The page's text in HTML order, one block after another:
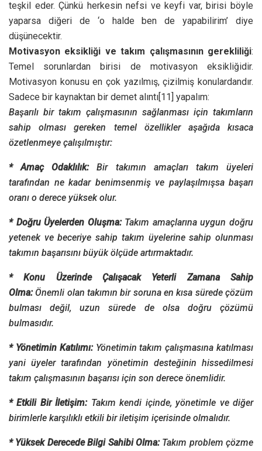
teşkil eder. Çünkü herkesin nefsi ve keyfi var, birisi böyle
yaparsa diğeri de ‘o halde ben de yapabilirim’ diye
düşünecektir.
Motivasyon eksikliği ve takım çalışmasının gerekliliği:
Temel sorunlardan birisi de motivasyon eksikliğidir.
Motivasyon konusu en çok yazılmış, çizilmiş konulardandır.
Sadece bir kaynaktan bir demet alıntı[11] yapalım:
Başarılı bir takım çalışmasının sağlanması için takımların
sahip olması gereken temel özellikler aşağıda kısaca
özetlenmeye çalışılmıştır:
* Amaç Odaklılık:Bir takımın amaçları takım üyeleri
tarafından ne kadar benimsenmiş ve paylaşılmışsa başarı
oranı o derece yüksek olur.
* Doğru Üyelerden Oluşma: Takım amaçlarına uygun doğru
yetenek ve beceriye sahip takım üyelerine sahip olunması
takımın başarısını büyük ölçüde artırmaktadır.
* Konu Üzerinde Çalışacak Yeterli Zamana Sahip
Olma:Önemli olan takımın bir soruna en kısa sürede çözüm
bulması değil, uzun sürede de olsa doğru çözümü
bulmasıdır.
* Yönetimin Katılımı: Yönetimin takım çalışmasına katılması
yani üyeler tarafından yönetimin desteğinin hissedilmesi
takım çalışmasının başarısı için son derece önemlidir.
* Etkili Bir İletişim: Takım kendi içinde, yönetimle ve diğer
birimlerle karşılıklı etkili bir iletişim içerisinde olmalıdır.
* Yüksek Derecede Bilgi Sahibi Olma: Takım problem çözme